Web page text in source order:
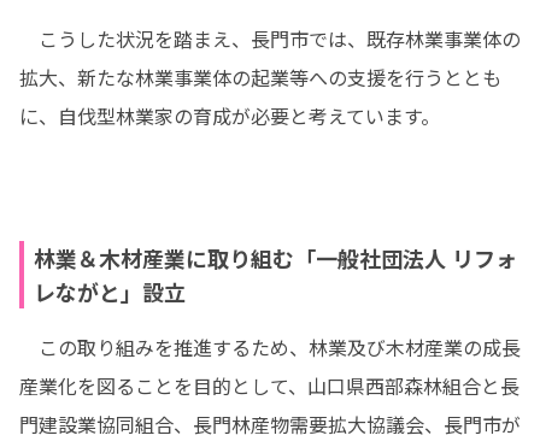
こうした状況を踏まえ、長門市では、既存林業事業体の
拡大、新たな林業事業体の起業等への支援を行うととも
に、自伐型林業家の育成が必要と考えています。
林業＆木材産業に取り組む「一般社団法人 リフォ
レながと」設立
この取り組みを推進するため、林業及び木材産業の成長
産業化を図ることを目的として、山口県西部森林組合と長
門建設業協同組合、長門林産物需要拡大協議会、長門市が